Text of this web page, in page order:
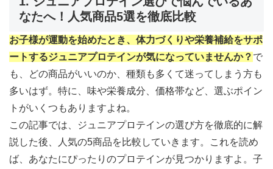
なたへ！人気商品5選を徹底比較
お子様が運動を始めたとき、体力づくりや栄養補給をサポ
ートするジュニアプロテインが気になっていませんか？ で
も、どの商品がいいのか、種類も多くて迷ってしまう方も
多いはず。特に、味や栄養成分、価格帯など、選ぶポイン
トがいくつもありますよね。
この記事では、ジュニアプロテインの選び方を徹底的に解
説した後、人気の5商品を比較していきます。これを読め
ば、あなたにぴったりのプロテインが見つかりますよ。子